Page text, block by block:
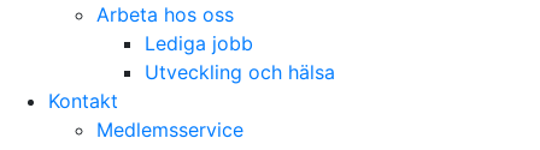
Arbeta hos oss
Lediga jobb
Utveckling och hälsa
Kontakt
Medlemsservice